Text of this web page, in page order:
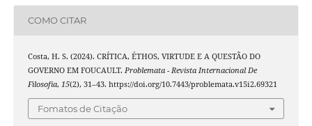
COMO CITAR
Costa, H. S. (2024). CRÍTICA, ÉTHOS, VIRTUDE E A QUESTÃO DO
GOVERNO EM FOUCAULT. Problemata - Revista Internacional De
Filosofia, 15(2), 31–43. https://doi.org/10.7443/problemata.v15i2.69321
Fomatos de Citação